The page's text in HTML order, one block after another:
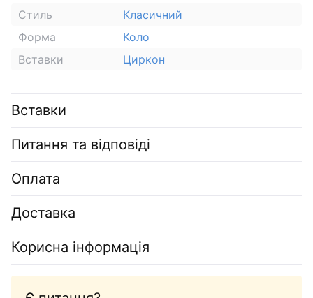
Стиль
Класичний
Форма
Коло
Вставки
Циркон
Вставки
Питання та відповіді
Оплата
Доставка
Корисна інформація